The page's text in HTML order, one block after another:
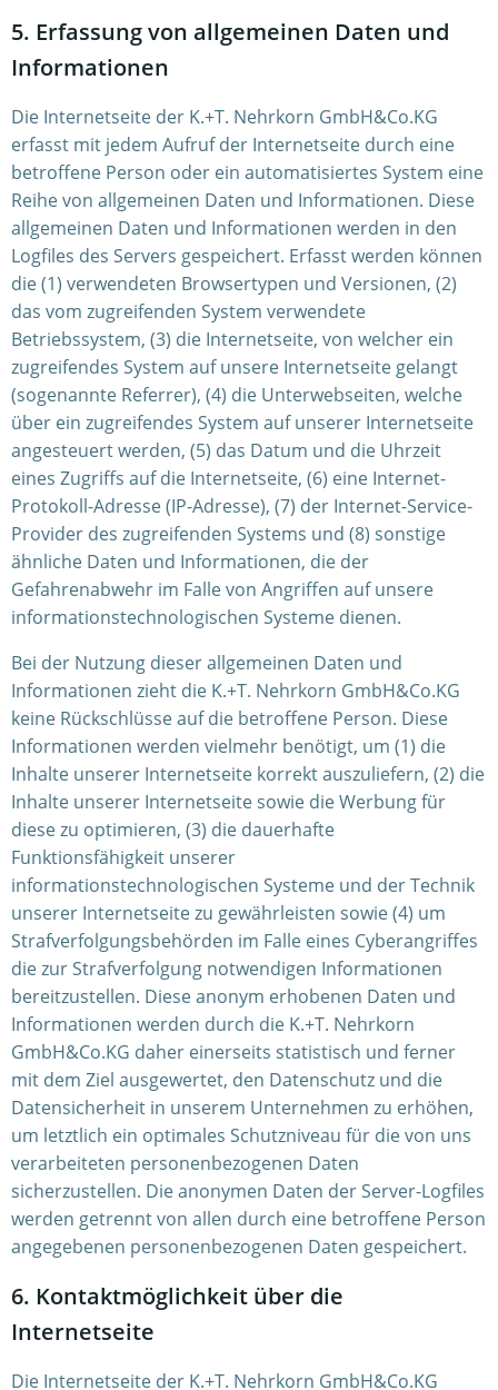
5. Erfassung von allgemeinen Daten und
Informationen
Die Internetseite der K.+T. Nehrkorn GmbH&Co.KG
erfasst mit jedem Aufruf der Internetseite durch eine
betroffene Person oder ein automatisiertes System eine
Reihe von allgemeinen Daten und Informationen. Diese
allgemeinen Daten und Informationen werden in den
Logfiles des Servers gespeichert. Erfasst werden können
die (1) verwendeten Browsertypen und Versionen, (2)
das vom zugreifenden System verwendete
Betriebssystem, (3) die Internetseite, von welcher ein
zugreifendes System auf unsere Internetseite gelangt
(sogenannte Referrer), (4) die Unterwebseiten, welche
über ein zugreifendes System auf unserer Internetseite
angesteuert werden, (5) das Datum und die Uhrzeit
eines Zugriffs auf die Internetseite, (6) eine Internet-
Protokoll-Adresse (IP-Adresse), (7) der Internet-Service-
Provider des zugreifenden Systems und (8) sonstige
ähnliche Daten und Informationen, die der
Gefahrenabwehr im Falle von Angriffen auf unsere
informationstechnologischen Systeme dienen.
Bei der Nutzung dieser allgemeinen Daten und
Informationen zieht die K.+T. Nehrkorn GmbH&Co.KG
keine Rückschlüsse auf die betroffene Person. Diese
Informationen werden vielmehr benötigt, um (1) die
Inhalte unserer Internetseite korrekt auszuliefern, (2) die
Inhalte unserer Internetseite sowie die Werbung für
diese zu optimieren, (3) die dauerhafte
Funktionsfähigkeit unserer
informationstechnologischen Systeme und der Technik
unserer Internetseite zu gewährleisten sowie (4) um
Strafverfolgungsbehörden im Falle eines Cyberangriffes
die zur Strafverfolgung notwendigen Informationen
bereitzustellen. Diese anonym erhobenen Daten und
Informationen werden durch die K.+T. Nehrkorn
GmbH&Co.KG daher einerseits statistisch und ferner
mit dem Ziel ausgewertet, den Datenschutz und die
Datensicherheit in unserem Unternehmen zu erhöhen,
um letztlich ein optimales Schutzniveau für die von uns
verarbeiteten personenbezogenen Daten
sicherzustellen. Die anonymen Daten der Server-Logfiles
werden getrennt von allen durch eine betroffene Person
angegebenen personenbezogenen Daten gespeichert.
6. Kontaktmöglichkeit über die
Internetseite
Die Internetseite der K.+T. Nehrkorn GmbH&Co.KG